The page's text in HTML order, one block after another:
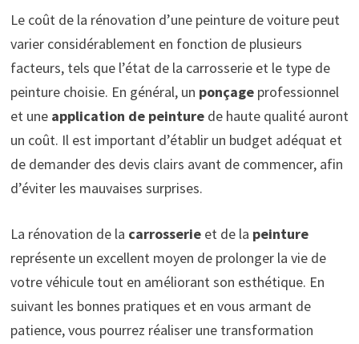
Le coût de la rénovation d’une peinture de voiture peut
varier considérablement en fonction de plusieurs
facteurs, tels que l’état de la carrosserie et le type de
peinture choisie. En général, un ponçageprofessionnel
et une application de peinturede haute qualité auront
un coût. Il est important d’établir un budget adéquat et
de demander des devis clairs avant de commencer, afin
d’éviter les mauvaises surprises.
La rénovation de la carrosserieet de la peinture
représente un excellent moyen de prolonger la vie de
votre véhicule tout en améliorant son esthétique. En
suivant les bonnes pratiques et en vous armant de
patience, vous pourrez réaliser une transformation